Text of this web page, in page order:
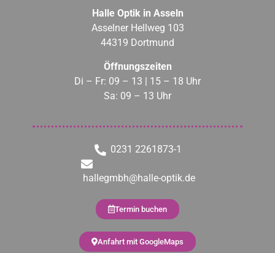
Halle Optik in Asseln
Asselner Hellweg 103
44319 Dortmund
Öffnungszeiten
Di – Fr: 09 – 13 | 15 – 18 Uhr
Sa: 09 – 13 Uhr
0231 2261873-1
hallegmbh@halle-optik.de
Termin buchen
Anfahrt mit GoogleMaps